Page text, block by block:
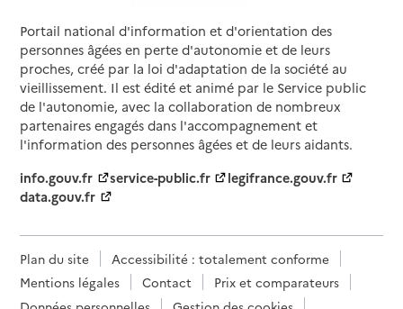
Portail national d'information et d'orientation des
personnes âgées en perte d'autonomie et de leurs
proches, créé par la loi d'adaptation de la société au
vieillissement. Il est édité et animé par le Service public
de l'autonomie, avec la collaboration de nombreux
partenaires engagés dans l'accompagnement et
l'information des personnes âgées et de leurs aidants.
info.gouv.fr
service-public.fr
legifrance.gouv.fr
data.gouv.fr
Plan du site
Accessibilité : totalement conforme
Mentions légales
Contact
Prix et comparateurs